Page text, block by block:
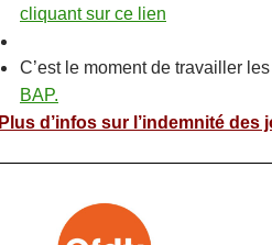
cliquant sur ce lien
C’est le moment de travailler
BAP.
Plus d’infos sur l’indemnité